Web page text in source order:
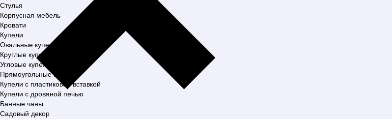
Стулья
Корпусная мебель
Кровати
Купели
Овальные купели
Круглые купели
Угловые купели
Прямоугольные купели
Купели с пластиковой вставкой
Купели с дровяной печью
Банные чаны
Садовый декор